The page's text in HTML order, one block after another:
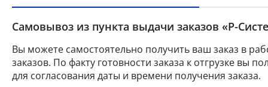
Самовывоз из пункта выдачи заказов «Р-
Вы можете самостоятельно получить ваш заказ в
заказов. По факту готовности заказа к отгрузке вы
для согласования даты и времени получения заказа.